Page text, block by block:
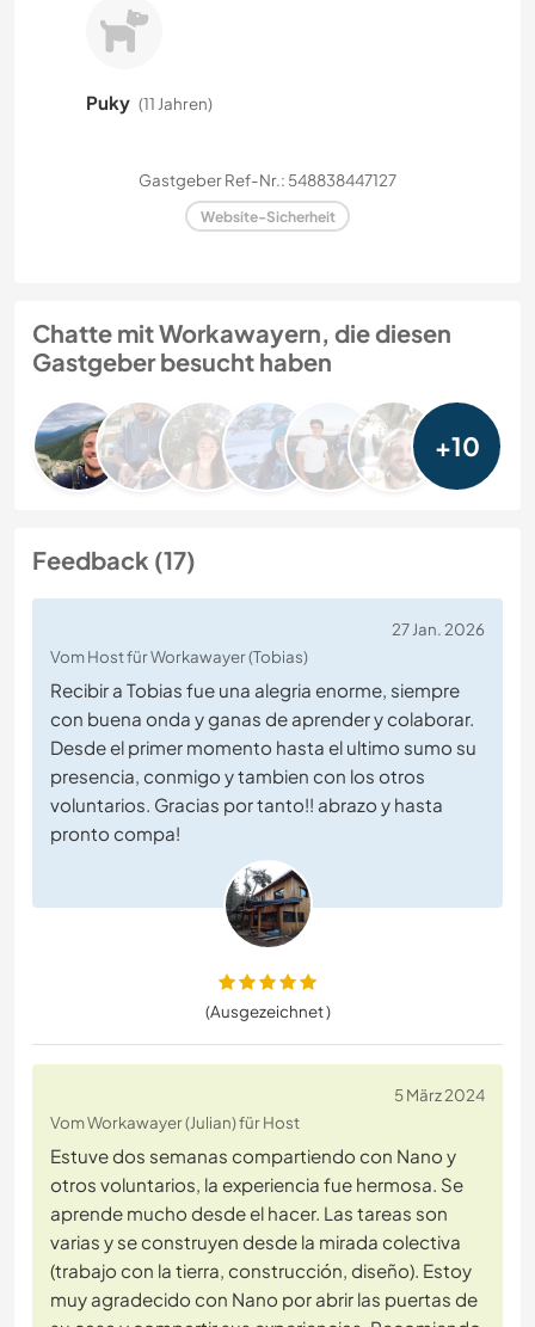
Puky (11 Jahren)
Gastgeber Ref-Nr.: 548838447127
Website-Sicherheit
Chatte mit Workawayern, die diesen
Gastgeber besucht haben
+10
Feedback (17)
27 Jan. 2026
Vom Host für Workawayer (Tobias)
Recibir a Tobias fue una alegria enorme, siempre
con buena onda y ganas de aprender y colaborar.
Desde el primer momento hasta el ultimo sumo su
presencia, conmigo y tambien con los otros
voluntarios. Gracias por tanto!! abrazo y hasta
pronto compa!
(Ausgezeichnet )
5 März 2024
Vom Workawayer (Julian) für Host
Estuve dos semanas compartiendo con Nano y
otros voluntarios, la experiencia fue hermosa. Se
aprende mucho desde el hacer. Las tareas son
varias y se construyen desde la mirada colectiva
(trabajo con la tierra, construcción, diseño). Estoy
muy agradecido con Nano por abrir las puertas de